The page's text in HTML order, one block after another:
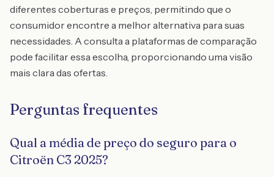
diferentes coberturas e preços, permitindo que o
consumidor encontre a melhor alternativa para suas
necessidades. A consulta a plataformas de comparação
pode facilitar essa escolha, proporcionando uma visão
mais clara das ofertas.
Perguntas frequentes
Qual a média de preço do seguro para o
Citroën C3 2025?